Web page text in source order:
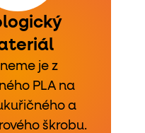
je z
PLA na
a
škrobu.